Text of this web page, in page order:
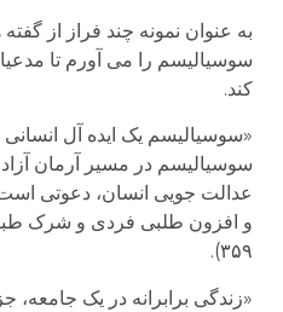
به عنوان نمونه چند فراز از
سوسیالیسم را می آورم تا
کند.
«سوسیالیسم یک ایده آل
سوسیالیسم در مسیر آرمان
عدالت جویی انسان، دعوتی
۳۵۹).
«زندگی برابرانه در یک